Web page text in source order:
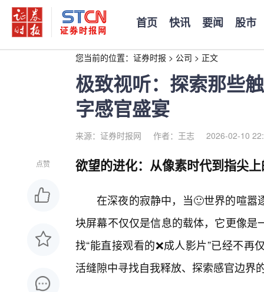
首页 快讯 要闻 股市
您当前的位置： 证券时报 > 公司 > 正文
极致视听：探索那些
字感官盛宴
来源：证券时报网 作者：王志 2026-02-10
点赞 欲望的进化：从像素时代到指尖
在深夜的寂静中，当🙂世界的喧嚣
块屏幕不仅仅是信息的载体，它更像
找“能直接观看的❌成人影片”已经不
活缝隙中寻找自我释放、探索感官边界